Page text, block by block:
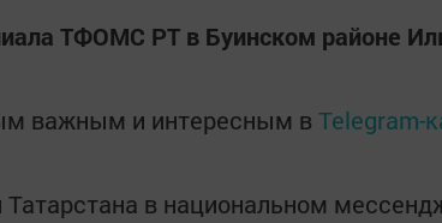
ТФОМС РТ в Буинском районе
важным и интересным в Telegram-
Татарстана в национальном